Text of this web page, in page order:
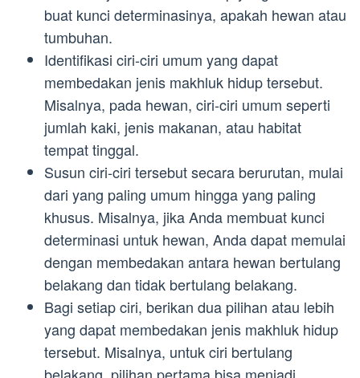
buat kunci determinasinya, apakah hewan atau
tumbuhan.
Identifikasi ciri-ciri umum yang dapat
membedakan jenis makhluk hidup tersebut.
Misalnya, pada hewan, ciri-ciri umum seperti
jumlah kaki, jenis makanan, atau habitat
tempat tinggal.
Susun ciri-ciri tersebut secara berurutan, mulai
dari yang paling umum hingga yang paling
khusus. Misalnya, jika Anda membuat kunci
determinasi untuk hewan, Anda dapat memulai
dengan membedakan antara hewan bertulang
belakang dan tidak bertulang belakang.
Bagi setiap ciri, berikan dua pilihan atau lebih
yang dapat membedakan jenis makhluk hidup
tersebut. Misalnya, untuk ciri bertulang